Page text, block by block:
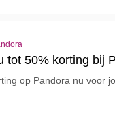
tot 50% korting bij
op Pandora nu voor